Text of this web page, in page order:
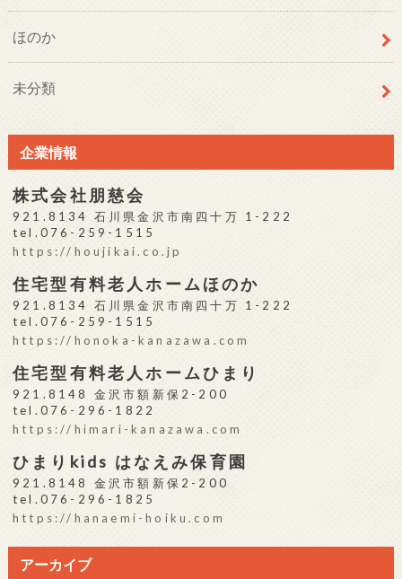
ほのか
未分類
企業情報
株式会社朋慈会
921.8134 石川県金沢市南四十万 1-222
tel.076-259-1515
https://houjikai.co.jp
住宅型有料老人ホームほのか
921.8134 石川県金沢市南四十万 1-222
tel.076-259-1515
https://honoka-kanazawa.com
住宅型有料老人ホームひまり
921.8148 金沢市額新保2-200
tel.076-296-1822
https://himari-kanazawa.com
ひまりkids はなえみ保育園
921.8148 金沢市額新保2-200
tel.076-296-1825
https://hanaemi-hoiku.com
アーカイブ